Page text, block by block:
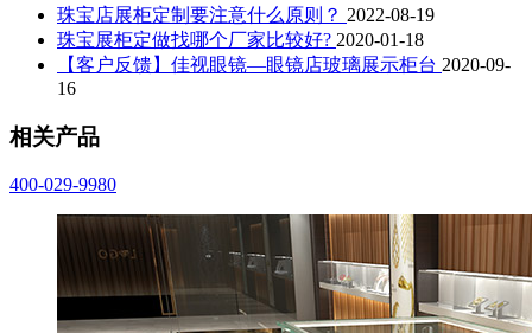
珠宝店展柜定制要注意什么原则？ 2022-08-19
珠宝展柜定做找哪个厂家比较好? 2020-01-18
【客户反馈】佳视眼镜—眼镜店玻璃展示柜台 2020-09-
16
相关产品
400-029-9980